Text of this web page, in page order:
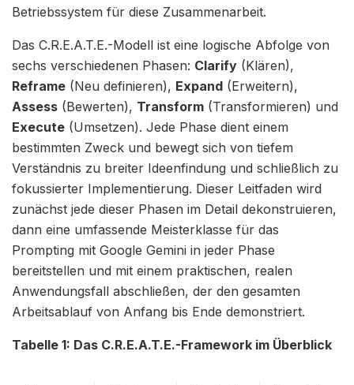
Betriebssystem für diese Zusammenarbeit.
Das C.R.E.A.T.E.-Modell ist eine logische Abfolge von
sechs verschiedenen Phasen: Clarify (Klären),
Reframe (Neu definieren), Expand (Erweitern),
Assess (Bewerten), Transform (Transformieren) und
Execute (Umsetzen). Jede Phase dient einem
bestimmten Zweck und bewegt sich von tiefem
Verständnis zu breiter Ideenfindung und schließlich zu
fokussierter Implementierung. Dieser Leitfaden wird
zunächst jede dieser Phasen im Detail dekonstruieren,
dann eine umfassende Meisterklasse für das
Prompting mit Google Gemini in jeder Phase
bereitstellen und mit einem praktischen, realen
Anwendungsfall abschließen, der den gesamten
Arbeitsablauf von Anfang bis Ende demonstriert.
Tabelle 1: Das C.R.E.A.T.E.-Framework im Überblick